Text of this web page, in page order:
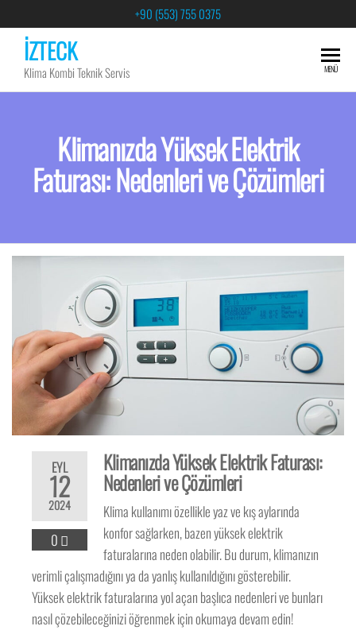
+90 (553) 755 0375
İZTECK
Klima Kombi Teknik Servis MENÜ
Klimanızda Yüksek Elektrik
Faturası: Nedenleri ve Çözümleri
EYL
12
2024
0
Klimanızda Yüksek Elektrik Faturası:
Nedenleri ve Çözümleri
Klima kullanımı özellikle yaz ve kış aylarında
konfor sağlarken, bazen yüksek elektrik
faturalarına neden olabilir. Bu durum, klimanızın
verimli çalışmadığını ya da yanlış kullanıldığını gösterebilir.
Yüksek elektrik faturalarına yol açan başlıca nedenleri ve bunları
nasıl çözebileceğinizi öğrenmek için okumaya devam edin!